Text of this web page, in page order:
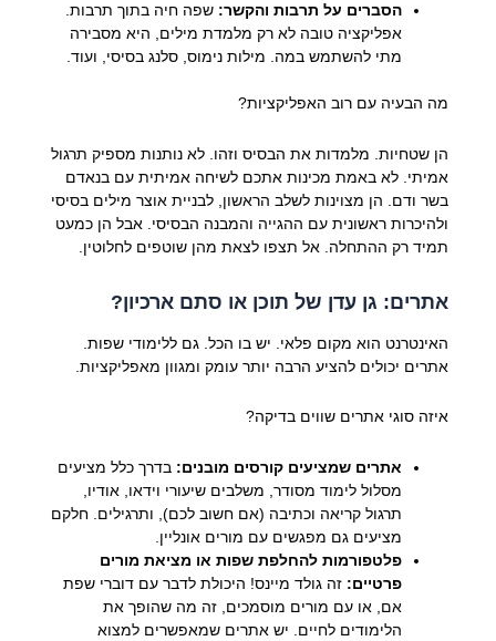
הסברים על תרבות והקשר: שפה חיה בתוך תרבות.
אפליקציה טובה לא רק מלמדת מילים, היא מסבירה
מתי להשתמש במה. מילות נימוס, סלנג בסיסי, ועוד.
מה הבעיה עם רוב האפליקציות?
הן שטחיות. מלמדות את הבסיס וזהו. לא נותנות מספיק תרגול
אמיתי. לא באמת מכינות אתכם לשיחה אמיתית עם בנאדם
בשר ודם. הן מצוינות לשלב הראשון, לבניית אוצר מילים בסיסי
ולהיכרות ראשונית עם ההגייה והמבנה הבסיסי. אבל הן כמעט
תמיד רק ההתחלה. אל תצפו לצאת מהן שוטפים לחלוטין.
אתרים: גן עדן של תוכן או סתם ארכיון?
האינטרנט הוא מקום פלאי. יש בו הכל. גם ללימודי שפות.
אתרים יכולים להציע הרבה יותר עומק ומגוון מאפליקציות.
איזה סוגי אתרים שווים בדיקה?
אתרים שמציעים קורסים מובנים: בדרך כלל מציעים
מסלול לימוד מסודר, משלבים שיעורי וידאו, אודיו,
תרגול קריאה וכתיבה (אם חשוב לכם), ותרגילים. חלקם
מציעים גם מפגשים עם מורים אונליין.
פלטפורמות להחלפת שפות או מציאת מורים
פרטיים: זה גולד מיינס! היכולת לדבר עם דוברי שפת
אם, או עם מורים מוסמכים, זה מה שהופך את
הלימודים לחיים. יש אתרים שמאפשרים למצוא